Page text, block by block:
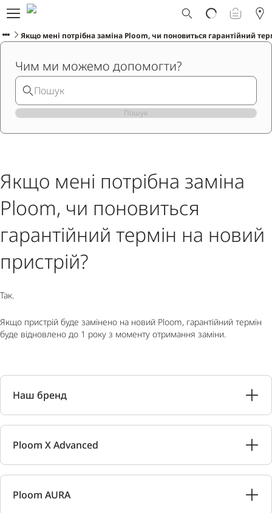
Що таке Ploom AURA?
Каталог
Програма Смарт Апгрейд
Служба підтримки Ploom
Прокат пристрою Ploom AURA
Фірмові магазини
УКРАЇНСЬКА
Якщо мені потрібна заміна Ploom, чи поновиться гарантійний
Чим ми можемо допомогти?
Пошук
Якщо мені потрібна заміна
Ploom, чи поновиться
гарантійний термін на новий
пристрій?
Так.
Якщо пристрій буде замінено на новий Ploom, гарантійний термін
буде відновлено до 1 року з моменту отримання заміни.
Наш бренд
Ploom X Advanced
Ploom AURA